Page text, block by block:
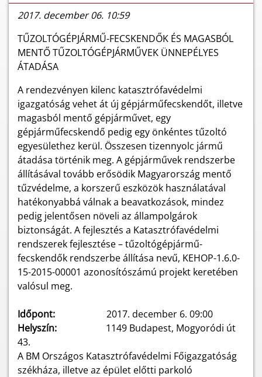
2017. december 06. 10:59
TŰZOLTÓGÉPJÁRMŰ-FECSKENDŐK ÉS MAGASBÓL
MENTŐ TŰZOLTÓGÉPJÁRMŰVEK ÜNNEPÉLYES
ÁTADÁSA
A rendezvényen kilenc katasztrófavédelmi
igazgatóság vehet át új gépjárműfecskendőt, illetve
magasból mentő gépjárművet, egy
gépjárműfecskendő pedig egy önkéntes tűzoltó
egyesülethez kerül. Összesen tizennyolc jármű
átadása történik meg. A gépjárművek rendszerbe
állításával tovább erősödik Magyarország mentő
tűzvédelme, a korszerű eszközök használatával
hatékonyabbá válnak a beavatkozások, mindez
pedig jelentősen növeli az állampolgárok
biztonságát. A fejlesztés a Katasztrófavédelmi
rendszerek fejlesztése – tűzoltógépjármű-
fecskendők rendszerbe állítása nevű, KEHOP-1.6.0-
15-2015-00001 azonosítószámú projekt keretében
valósul meg.
Időpont: 2017. december 6. 09:00
Helyszín: 1149 Budapest, Mogyoródi út
43.
A BM Országos Katasztrófavédelmi Főigazgatóság
székháza, illetve az épület előtti parkoló